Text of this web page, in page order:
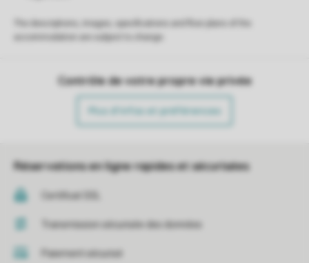
Contrôle de votre propre vie privée
Plus d’infos et préférences
Réservations en ligne rapides et sécurisées
Certificat SSL
Transmission sécurisée des données
Paiement sécurisé